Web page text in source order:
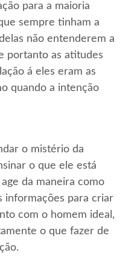
para a maioria
sempre tinham a
não entenderem a
portanto as atitudes
á eles eram as
quando a intenção
o mistério da
o que ele está
da maneira como
informações para criar
com o homem ideal,
o que fazer de